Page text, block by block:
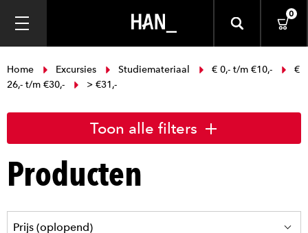
0
Home Excursies Studiemateriaal € 0,- t/m €10,-
€
26,- t/m €30,-
> €31,-
Toon alle filters
Producten